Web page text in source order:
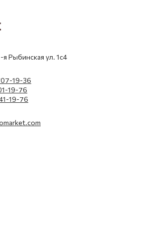
я Рыбинская ул. 1с4
19-36
19-76
19-76